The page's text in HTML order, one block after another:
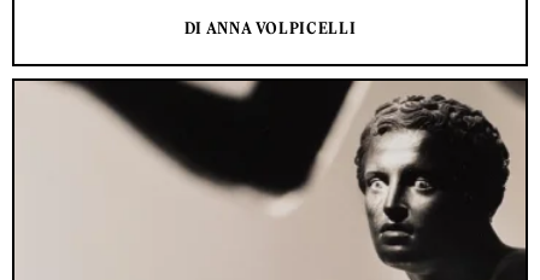
DI ANNA VOLPICELLI